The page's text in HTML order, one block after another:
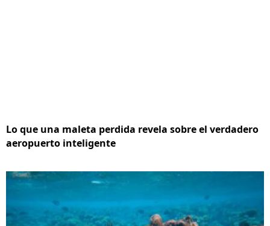
Lo que una maleta perdida revela sobre el verdadero
aeropuerto inteligente